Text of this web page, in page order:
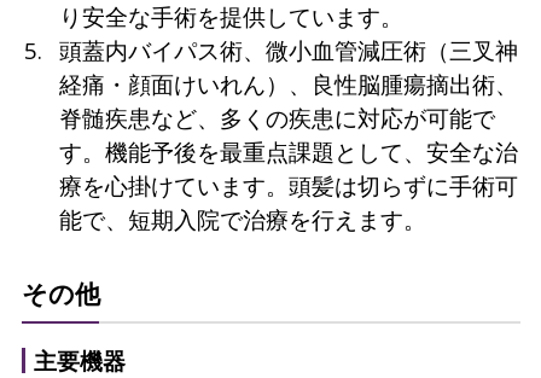
り安全な手術を提供しています。
頭蓋内バイパス術、微小血管減圧術（三叉神
経痛・顔面けいれん）、良性脳腫瘍摘出術、
脊髄疾患など、多くの疾患に対応が可能で
す。機能予後を最重点課題として、安全な治
療を心掛けています。頭髪は切らずに手術可
能で、短期入院で治療を行えます。
その他
主要機器